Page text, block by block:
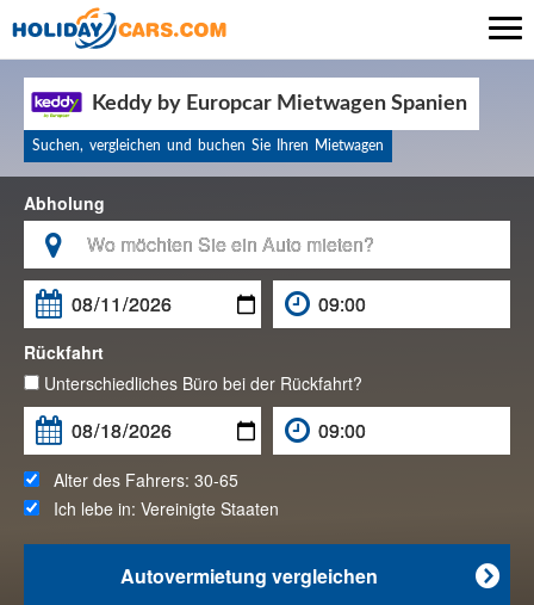
Keddy by Europcar Mietwagen Spanien
Suchen, vergleichen und buchen Sie Ihren Mietwagen
Abholung


Rückfahrt
Unterschiedliches Büro bei der Rückfahrt?
Alter des Fahrers: 30-65
Ich lebe in: Vereinigte Staaten

Autovermietung vergleichen